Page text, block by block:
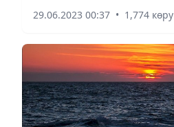
(в 2022 году – 16).
29.06.2023 00:37 • 1,774 көру